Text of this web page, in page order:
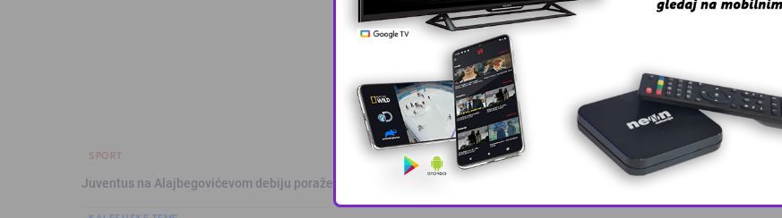
SPORT
Juventus na Alajbegovićevom debiju poražen od Intera, Zmaj učestvov …